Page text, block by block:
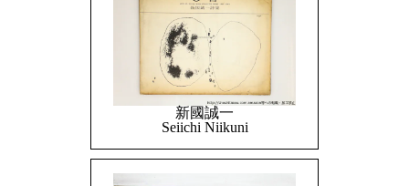
新國誠一
Seiichi Niikuni